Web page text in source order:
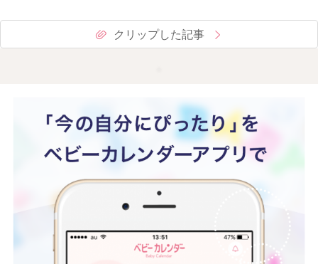
クリップした記事